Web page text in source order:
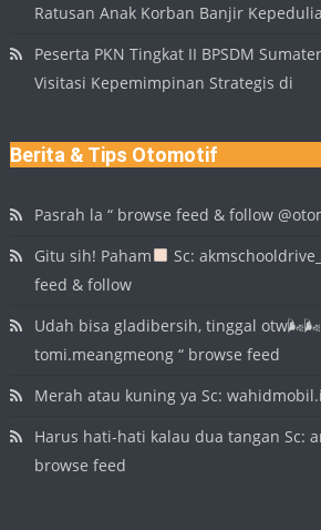
Ratusan Anak Korban Banjir
Peserta PKN Tingkat II BPSDM
Visitasi Kepemimpinan Strategis di
Berita & Tips Otomotif
Pasrah la “ browse feed & follow
Gitu sih! Paham
Sc:
feed & follow
Udah bisa gladibersih, tinggal otw🌬🌬
tomi.meangmeong “ browse feed
Merah atau kuning ya Sc:
Harus hati-hati kalau dua tangan Sc:
browse feed